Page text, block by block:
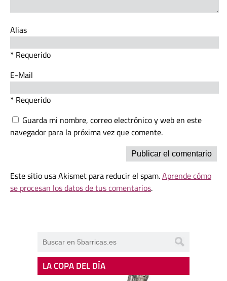
Alias
* Requerido
E-Mail
* Requerido
Guarda mi nombre, correo electrónico y web en este
navegador para la próxima vez que comente.
Este sitio usa Akismet para reducir el spam.Aprende cómo
se procesan los datos de tus comentarios.
LA COPA DEL DÍA